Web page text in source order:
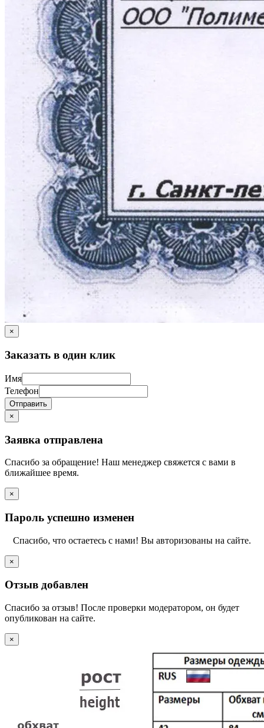
×
Заказать в один клик
Имя
Телефон
Отправить
×
Заявка отправлена
Спасибо за обращение! Наш менеджер свяжется с вами в
ближайшее время.
×
Пароль успешно изменен
Спасибо, что остаетесь с нами! Вы авторизованы на сайте.
×
Отзыв добавлен
Спасибо за отзыв! После проверки модератором, он будет
опубликован на сайте.
×